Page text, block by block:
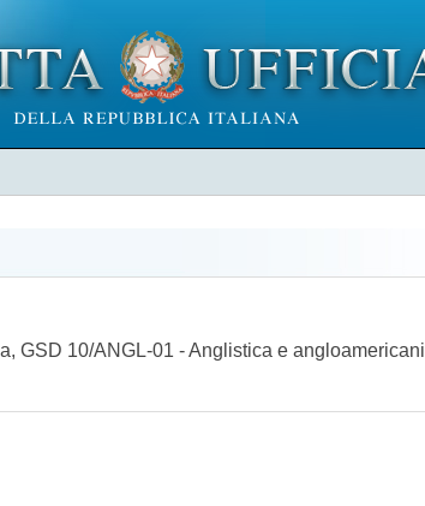
GSD 10/ANGL-01 - Anglistica e